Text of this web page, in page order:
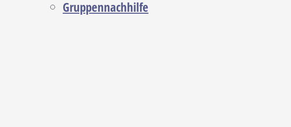
Gruppennachhilfe